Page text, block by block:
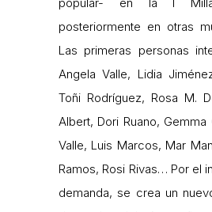
posteriormente en otras
Las primeras personas
Angela Valle, Lidia
Toñi Rodríguez, Rosa M.
Albert, Dori Ruano, Gemma
Valle, Luis Marcos, Mar
Ramos, Rosi Rivas… Por el
demanda, se crea un